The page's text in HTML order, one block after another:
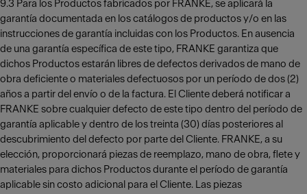
9.3 Para los Productos fabricados por FRANKE, se aplicará la
garantía documentada en los catálogos de productos y/o en las
instrucciones de garantía incluidas con los Productos. En ausencia
de una garantía específica de este tipo, FRANKE garantiza que
dichos Productos estarán libres de defectos derivados de mano de
obra deficiente o materiales defectuosos por un período de dos (2)
años a partir del envío o de la factura. El Cliente deberá notificar a
FRANKE sobre cualquier defecto de este tipo dentro del período de
garantía aplicable y dentro de los treinta (30) días posteriores al
descubrimiento del defecto por parte del Cliente. FRANKE, a su
elección, proporcionará piezas de reemplazo, mano de obra, flete y
materiales para dichos Productos durante el período de garantía
aplicable sin costo adicional para el Cliente. Las piezas